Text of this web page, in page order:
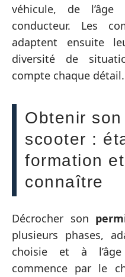
véhicule, de
conducteur. Les
adaptent ensuite
diversité de
compte chaque détail.
Obtenir
scooter :
formation
connaître
Décrocher son
plusieurs phases,
choisie et à
commence par le